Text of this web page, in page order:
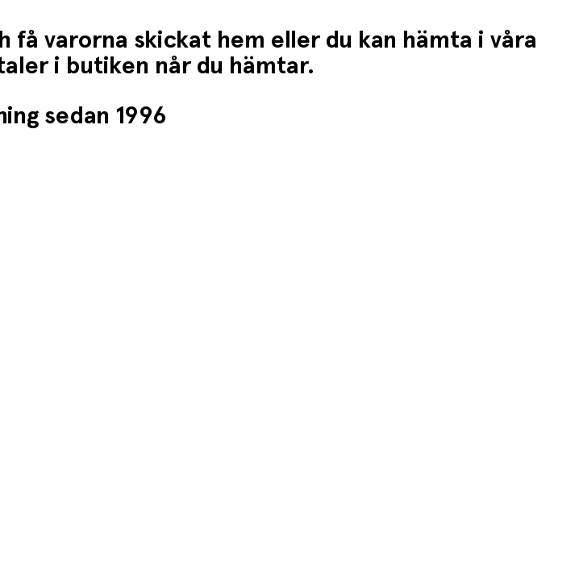
få varorna skickat hem eller du kan hämta i våra
i butiken når du hämtar.
sedan 1996